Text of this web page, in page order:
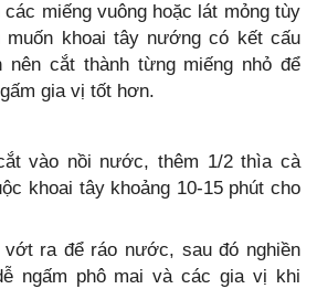
miếng vuông hoặc lát mỏng tùy
khoai tây nướng có kết cấu
nên cắt thành từng miếng nhỏ để
gia vị tốt hơn.
vào nồi nước, thêm 1/2 thìa cà
khoai tây khoảng 10-15 phút cho
vớt ra để ráo nước, sau đó nghiền
ngấm phô mai và các gia vị khi